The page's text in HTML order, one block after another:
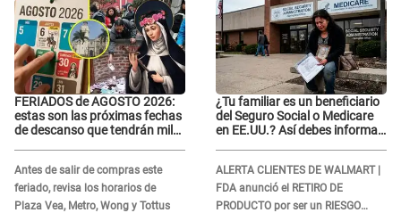
FERIADOS de AGOSTO 2026:
estas son las próximas fechas
de descanso que tendrán miles
Antes de salir de compras este
feriado, revisa los horarios de
Plaza Vea, Metro, Wong y Tottus
¿Tu familiar es un beneficiario
del Seguro Social o Medicare
en EE.UU.? Así debes informar
ALERTA CLIENTES DE WALMART |
FDA anunció el RETIRO DE
PRODUCTO por ser un RIESGO